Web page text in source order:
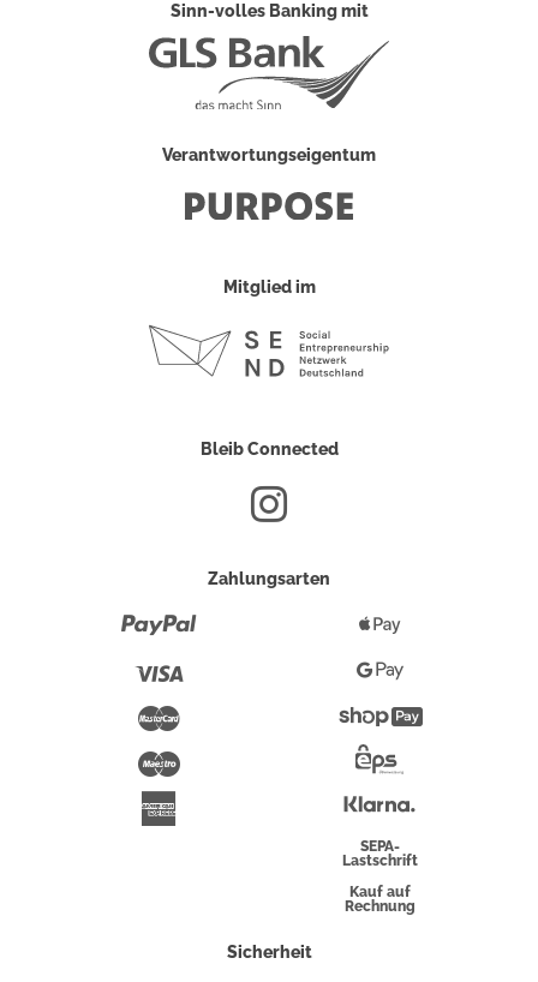
Sinn-volles Banking mit
Verantwortungseigentum
Mitglied im
Bleib Connected
Zahlungsarten
Maestro
Pay
Google
Pay
Überweisung
SEPA-
Lastschrift
Kauf auf
Rechnung
Sicherheit